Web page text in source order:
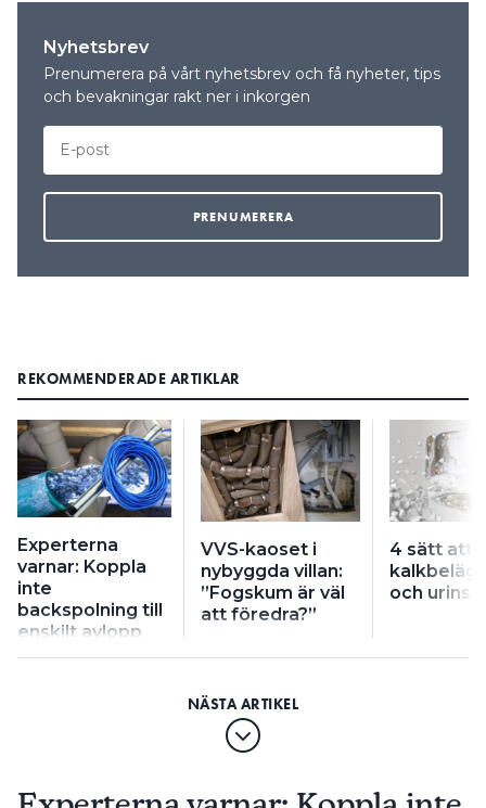
Nyhetsbrev
Prenumerera på vårt nyhetsbrev och få nyheter, tips
och bevakningar rakt ner i inkorgen
REKOMMENDERADE ARTIKLAR
Experterna
varnar: Koppla
inte
backspolning till
enskilt avlopp
VVS-kaoset i
nybyggda villan:
”Fogskum är väl
att föredra?”
4 sätt att
och